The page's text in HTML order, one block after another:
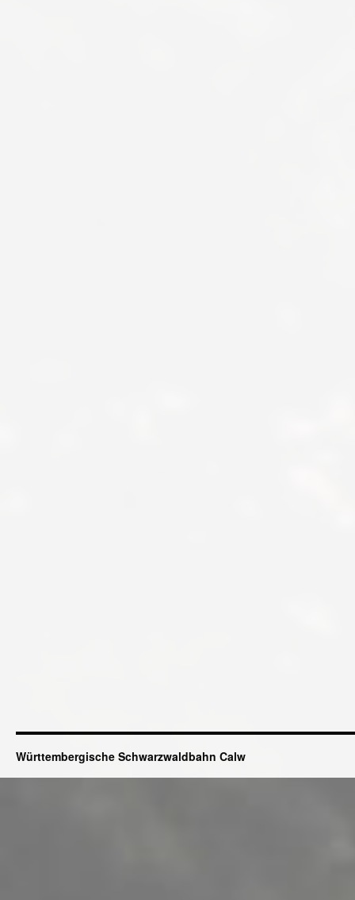
Württembergische Schwarzwaldbahn Calw